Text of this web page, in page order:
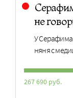
не
У
няня с
267 690 руб.